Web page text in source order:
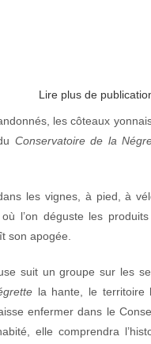
Lire plus de
les côteaux
Conservatoire de la
les vignes, à pied, à
l’on déguste les
son apogée.
suit un groupe sur les
la hante, le territoire
enfermer dans le
elle comprendra